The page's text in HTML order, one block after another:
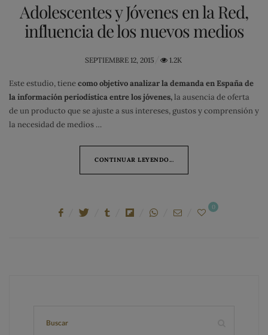
Adolescentes y Jóvenes en la Red,
influencia de los nuevos medios
POSTED
SEPTIEMBRE 12, 2015 1.2K
Este estudio, tienecomo objetivo analizar la demanda en España de
la información periodística entre los jóvenes,la ausencia de oferta
de un producto que se ajuste a sus intereses, gustos y comprensión y
la necesidad de medios …
CONTINUAR LEYENDO...
0